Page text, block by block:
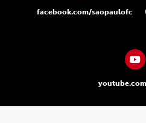
facebook.com/saopaulofc